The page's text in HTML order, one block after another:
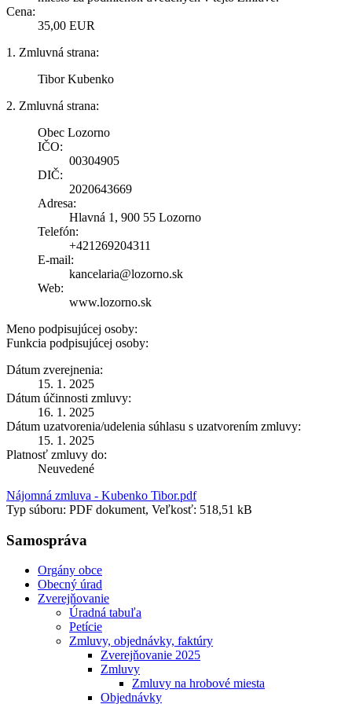
Cena:
35,00 EUR
1. Zmluvná strana:
Tibor Kubenko
2. Zmluvná strana:
Obec Lozorno
IČO:
00304905
DIČ:
2020643669
Adresa:
Hlavná 1, 900 55 Lozorno
Telefón:
+421269204311
E-mail:
kancelaria@lozorno.sk
Web:
www.lozorno.sk
Meno podpisujúcej osoby:
Funkcia podpisujúcej osoby:
Dátum zverejnenia:
15. 1. 2025
Dátum účinnosti zmluvy:
16. 1. 2025
Dátum uzatvorenia/udelenia súhlasu s uzatvorením zmluvy:
15. 1. 2025
Platnosť zmluvy do:
Neuvedené
Nájomná zmluva - Kubenko Tibor.pdf
Typ súboru: PDF dokument, Veľkosť: 518,51 kB
Samospráva
Orgány obce
Obecný úrad
Zverejňovanie
Úradná tabuľa
Petície
Zmluvy, objednávky, faktúry
Zverejňovanie 2025
Zmluvy
Zmluvy na hrobové miesta
Objednávky